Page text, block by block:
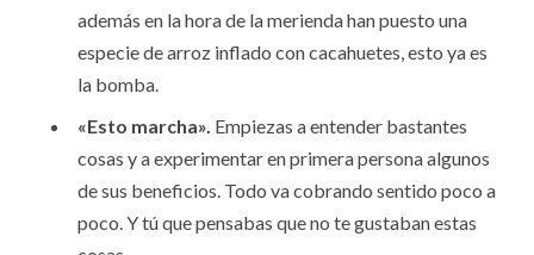
además en la hora de la merienda han puesto una
especie de arroz inflado con cacahuetes, esto ya es
la bomba.
«Esto marcha». Empiezas a entender bastantes
cosas y a experimentar en primera persona algunos
de sus beneficios. Todo va cobrando sentido poco a
poco. Y tú que pensabas que no te gustaban estas